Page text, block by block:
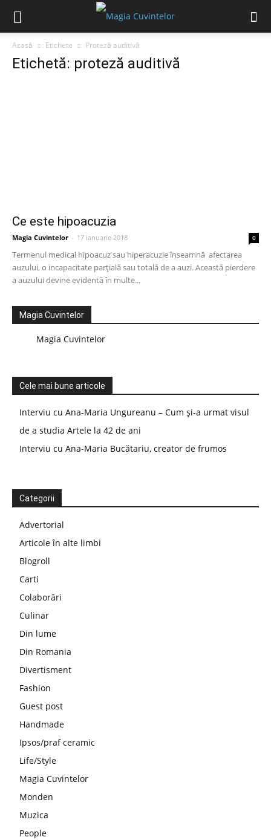
Acasă Etichete Proteză auditivă
Etichetă: proteză auditivă
Ce este hipoacuzia
Magia Cuvintelor - 17 ianuarie 2018 0
Termenul medical hipoacuz sau hiperacuzie înseamnă afectarea
auzului, o incapacitate parțială sau totală de a auzi. Această pierdere
a auzului devine evidentă în multe...
Magia Cuvintelor
Magia Cuvintelor
Cele mai bune articole
Interviu cu Ana-Maria Ungureanu – Cum și-a urmat visul
de a studia Artele la 42 de ani
Interviu cu Ana-Maria Bucătariu, creator de frumos
Categorii
Advertorial
Articole în alte limbi
Blogroll
Carti
Colaborări
Culinar
Din lume
Din Romania
Divertisment
Fashion
Guest post
Handmade
Ipsos/praf ceramic
Life/Style
Magia Cuvintelor
Monden
Muzica
People